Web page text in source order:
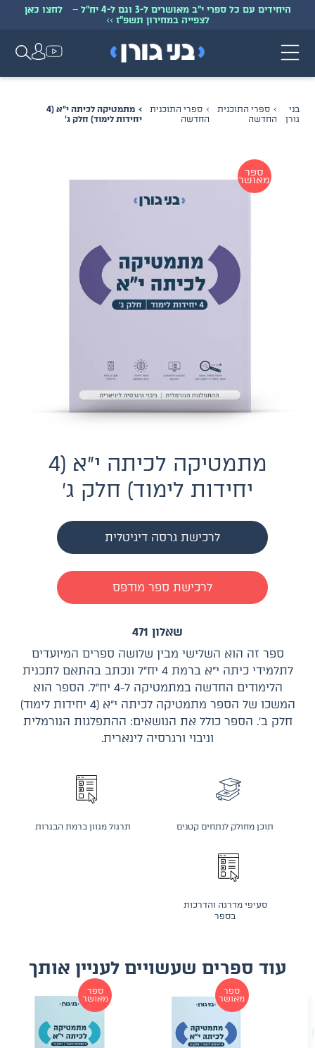
היחידים עם כל ספרי י״ב מאושרים ל-3 וגם ל-4 יח״ל –
לחצו כאן
לצפייה במחירון תשפ״ז >>
מתמטיקה לכיתה י״א (4
יחידות לימוד) חלק ג׳
ספרי התוכנית
החדשה
ספרי התוכנית
החדשה
בני
גורן
ספר
מאושר
מתמטיקה לכיתה י״א (4
יחידות לימוד) חלק ג׳
לרכישת גרסה דיגיטלית
לרכישת ספר מודפס
שאלון 471
ספר זה הוא השלישי מבין שלושה ספרים המיועדים
לתלמידי כיתה י״א ברמת 4 יח״ל ונכתב בהתאם לתכנית
הלימודים החדשה במתמטיקה ל-4 יח״ל. הספר הוא
המשכו של הספר מתמטיקה לכיתה י״א (4 יחידות לימוד)
חלק ב׳. הספר כולל את הנושאים: ההתפלגות הנורמלית
וניבוי ורגרסיה לינארית.
תוכן מחולק לנתחים קטנים תרגול מגוון ברמת הבגרות
סעיפי מדרגה והדרכות
בספר
עוד ספרים שעשויים לעניין אותך
ספר
מאושר
ספר
מאושר